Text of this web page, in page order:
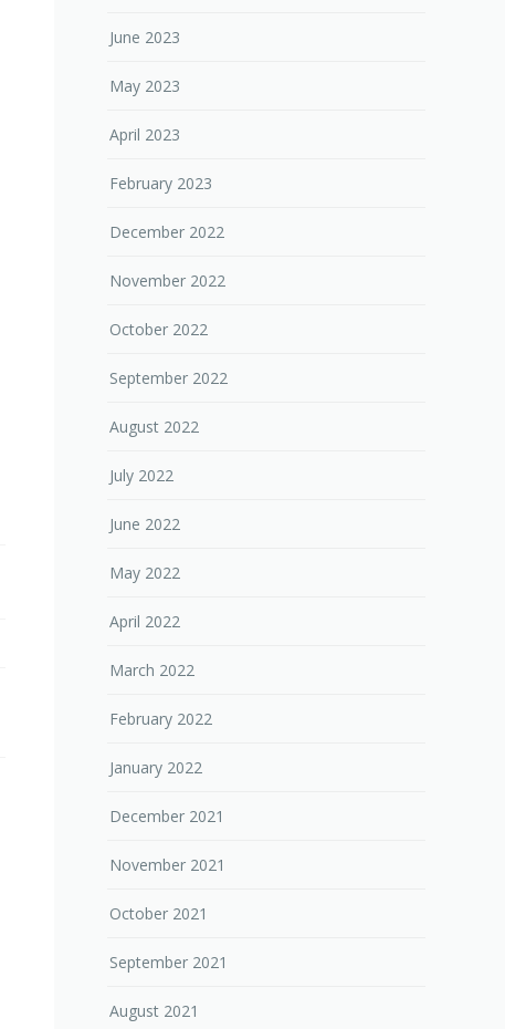
June 2023
May 2023
April 2023
February 2023
December 2022
November 2022
October 2022
September 2022
August 2022
July 2022
June 2022
May 2022
April 2022
March 2022
February 2022
January 2022
December 2021
November 2021
October 2021
September 2021
August 2021